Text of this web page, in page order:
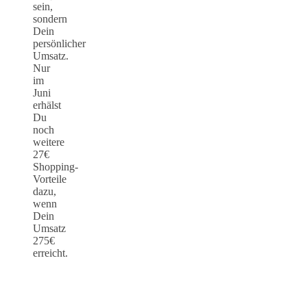
sein,
sondern
Dein
persönlicher
Umsatz.
Nur
im
Juni
erhälst
Du
noch
weitere
27€
Shopping-
Vorteile
dazu,
wenn
Dein
Umsatz
275€
erreicht.